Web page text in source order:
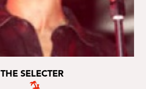
THE SELECTER